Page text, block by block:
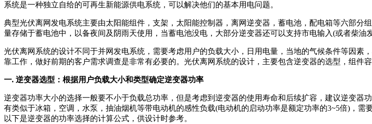
系统是一种独立自给的可再生新能源供电系统，可以解决他们的基本用电问题。
典型光伏离网发电系统主要由太阳能组件，支架，太阳能控制器，离网逆变器，蓄电池，配电箱等六部
量存储于蓄电池中，以备夜间及阴雨天使用，当蓄电池没电，大部分逆变器还可以支持市电输入(或者柴油
光伏离网系统的设计不同于并网发电系统，需要考虑用户的负载大小，日用电量，当地的气候条件等因
靠工作，做好前期的客户需求调查是非常有必要的。光伏离网系统的设计，主要包含逆变器的选型，组件
一. 逆变器选型：根据用户负载大小和类型确定逆变器功率
逆变器功率大小的选择一般要不小于负载总功率，但是考虑到逆变器的使用寿命和后续扩容，建议逆变器
有类似于冰箱，空调，水泵，抽油烟机等带电动机的感性负载(电动机的启动功率是额定功率的3~5倍)，
以下是逆变器的功率选择的计算公式，供设计时参考。